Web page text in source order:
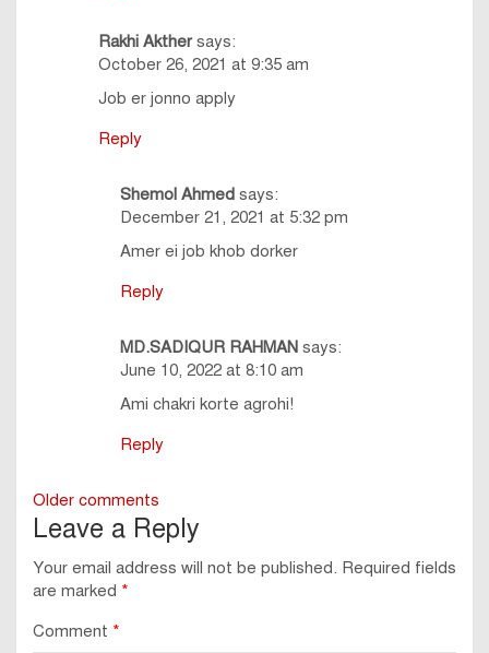
Rakhi Akther says:
October 26, 2021 at 9:35 am
Job er jonno apply
Reply
Shemol Ahmed says:
December 21, 2021 at 5:32 pm
Amer ei job khob dorker
Reply
MD.SADIQUR RAHMAN says:
June 10, 2022 at 8:10 am
Ami chakri korte agrohi!
Reply
Comments
navigation
Older comments
Leave a Reply
Your email address will not be published. Required fields
are marked *
Comment *